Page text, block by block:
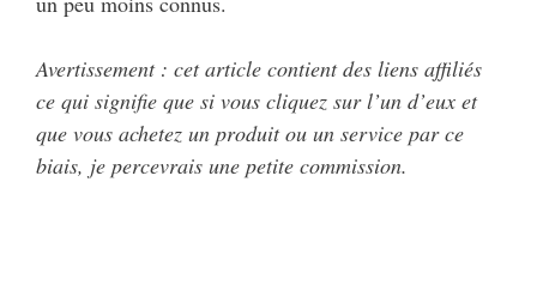
Avertissement : cet article contient des liens affiliés
ce qui signifie que si vous cliquez sur l’un d’eux et
que vous achetez un produit ou un service par ce
biais, je percevrais une petite commission.